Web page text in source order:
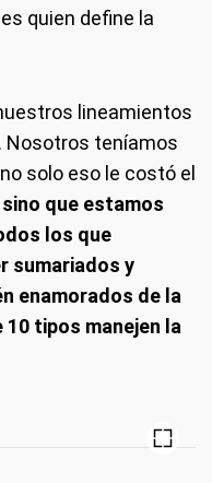
quien define la
lineamientos
Nosotros teníamos
solo eso le costó el
sino que estamos
los que
sumariados y
enamorados de la
tipos manejen la